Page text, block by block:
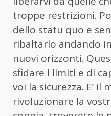
troppe restrizioni.
dello statu quo e
ribaltarlo andando
nuovi orizzonti.
sfidare i limiti e di
voi la sicurezza. E’ il
rivoluzionare la